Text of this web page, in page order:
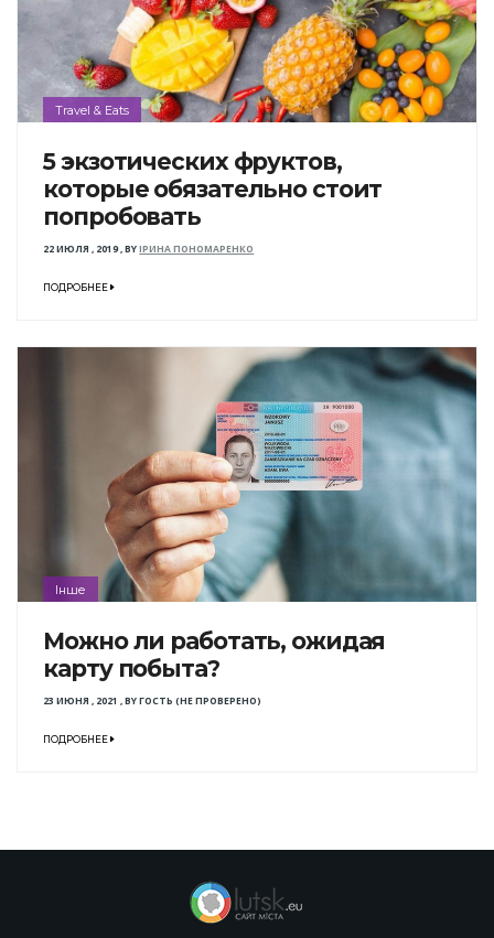
Travel & Eats
5 экзотических фруктов,
которые обязательно стоит
попробовать
22 ИЮЛЯ , 2019,BYІРИНА ПОНОМАРЕНКО
ПОДРОБНЕЕ
Інше
Можно ли работать, ожидая
карту побыта?
23 ИЮНЯ , 2021 ,BYГОСТЬ (НЕ ПРОВЕРЕНО)
ПОДРОБНЕЕ